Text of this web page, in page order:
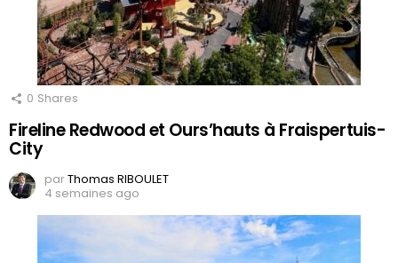
0 Shares
Fireline Redwood et Ours’hauts à Fraispertuis-
City
parThomas RIBOULET
4 semaines ago